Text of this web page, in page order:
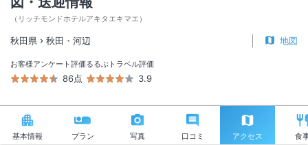
（ リッチモンドホテルアキタエキマエ ）
秋田県 秋田・河辺 地図
お客様アンケート評価
86点
るるぶトラベル評価
3.9
基本情報 プラン 写真 口コミ アクセス 食